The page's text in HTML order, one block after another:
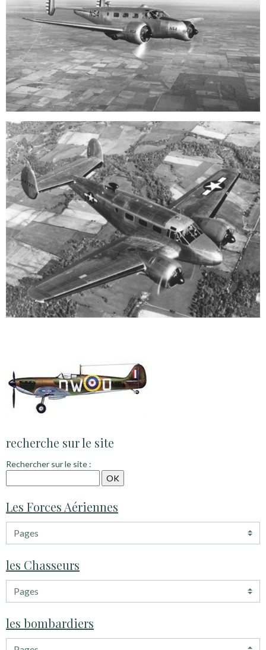
recherche sur le site
Rechercher sur le site :
Les Forces Aériennes
les Chasseurs
les bombardiers